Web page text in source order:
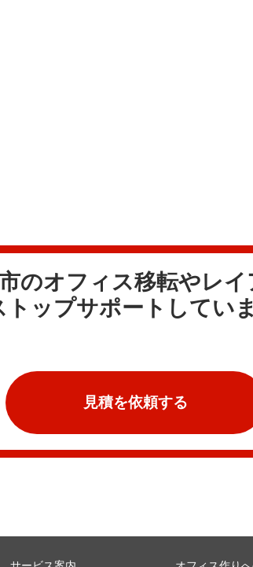
のオフィス移転やレイ
ップサポートしていま
見積を依頼する